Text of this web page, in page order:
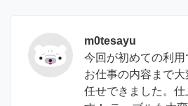
m0tesayu
今回が初めての利
お仕事の内容まで
任せできました。